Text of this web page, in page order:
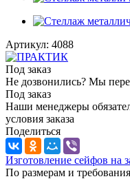
Артикул: 4088
Под заказ
Не дозвонились? Мы
Под заказ
Наши менеджеры
условия заказа
Поделиться
Изготовление сейфов на
По размерам и